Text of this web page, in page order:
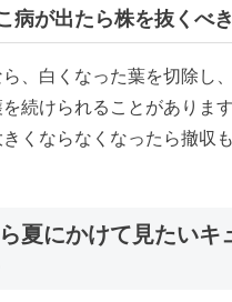
病が出たら株を抜くべ
、白くなった葉を切除し
続けられることがありま
くならなくなったら撤収
夏にかけて見たいキ